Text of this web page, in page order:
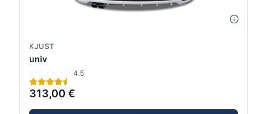
KJUST
univ
4.5
313,00 €